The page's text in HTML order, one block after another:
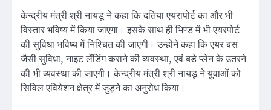
केन्द्रीय मंत्री श्री नायडू ने कहा कि दतिया एयरापोर्ट का और भी
विस्तार भविष्य में किया जाएगा। इसके साथ ही भिण्ड में भी एयरपोर्ट
की सुविधा भविष्य में निश्चित की जाएगी। उन्होंने कहा कि एयर बस
जैसी सुविधा, नाइट लेंडिंग कराने की व्यवस्था, एवं बडे प्लेन के उतरने
की भी व्यवस्था की जाएगी। केन्द्रीय मंत्री श्री नायडू ने युवाओं को
सिविल एवियेशन क्षेत्र में जुड़ने का अनुरोध किया।